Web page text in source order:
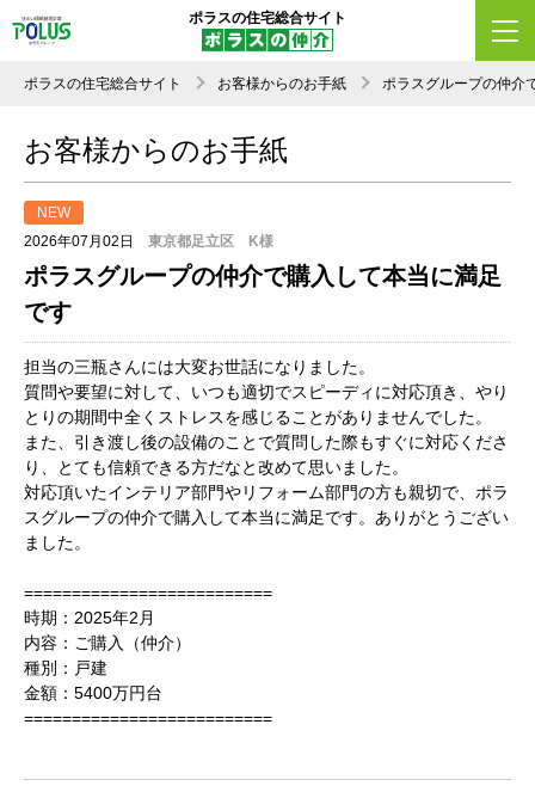
ポラスの住宅総合サイト
ポラスの住宅総合サイト お客様からのお手紙 ポラスグループの仲介
お客様からのお手紙
2026年07月02日 東京都足立区 K様
NEW
ポラスグループの仲介で購入して本当に満足
です
担当の三瓶さんには大変お世話になりました。
質問や要望に対して、いつも適切でスピーディに対応頂き、やり
とりの期間中全くストレスを感じることがありませんでした。
また、引き渡し後の設備のことで質問した際もすぐに対応くださ
り、とても信頼できる方だなと改めて思いました。
対応頂いたインテリア部門やリフォーム部門の方も親切で、ポラ
スグループの仲介で購入して本当に満足です。ありがとうござい
ました。
==========================
時期：2025年2月
内容：ご購入（仲介）
種別：戸建
金額：5400万円台
==========================